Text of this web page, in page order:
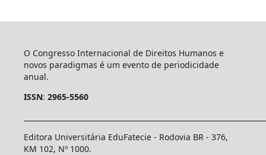
O Congresso Internacional de Direitos Humanos e
novos paradigmas é um evento de periodicidade
anual.
ISSN: 2965-5560
Editora Universitária EduFatecie - Rodovia BR - 376,
KM 102, Nº 1000.